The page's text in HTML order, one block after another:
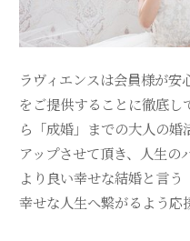
ラヴィエンスは会員様が
をご提供することに徹底し
ら「成婚」までの大人の
アップさせて頂き、人生の
より良い幸せな結婚と言う
幸せな人生へ繋がるよう応